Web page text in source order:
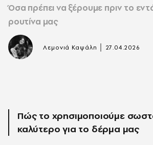
Όσα πρέπει να ξέρουμε πριν το
ρουτίνα μας
Λεμονιά Καψάλη 27.04.2026
Πώς το χρησιμοποιούμε σωστά
καλύτερο για το δέρμα μας